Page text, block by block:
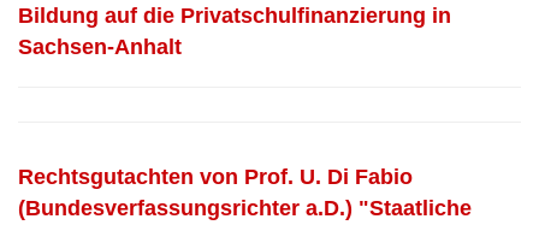
Bildung auf die Privatschulfinanzierung in
Sachsen-Anhalt
Rechtsgutachten von Prof. U. Di Fabio
(Bundesverfassungsrichter a.D.) "Staatliche